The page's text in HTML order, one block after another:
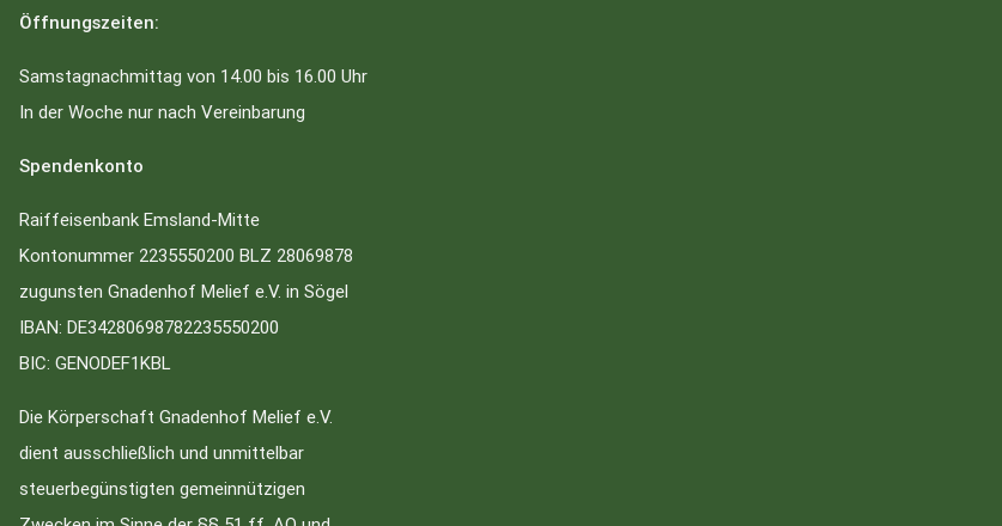
Öffnungszeiten:
Samstagnachmittag von 14.00 bis 16.00 Uhr
In der Woche nur nach Vereinbarung
Spendenkonto
Raiffeisenbank Emsland-Mitte
Kontonummer 2235550200 BLZ 28069878
zugunsten Gnadenhof Melief e.V. in Sögel
IBAN: DE34280698782235550200
BIC: GENODEF1KBL
Die Körperschaft Gnadenhof Melief e.V.
dient ausschließlich und unmittelbar
steuerbegünstigten gemeinnützigen